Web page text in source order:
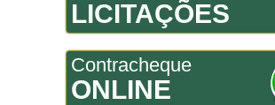
LICITAÇÕES
Contracheque
ONLINE